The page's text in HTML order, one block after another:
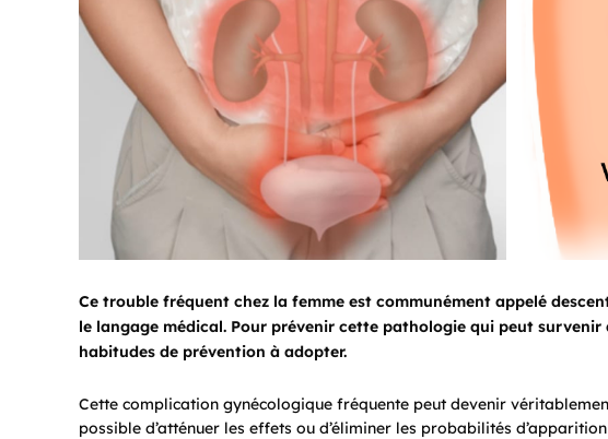
Ce trouble fréquent chez la femme est communément appelé
le langage médical. Pour prévenir cette pathologie qui peut
habitudes de prévention à adopter.
Cette complication gynécologique fréquente peut devenir
possible d’atténuer les effets ou d’éliminer les probabilités